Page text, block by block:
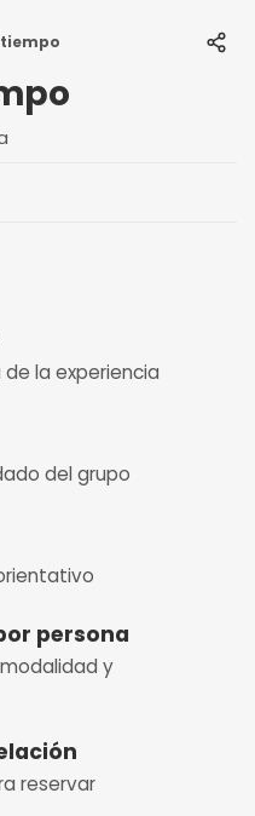
tiempo
la experiencia
del grupo
persona
y
reservar